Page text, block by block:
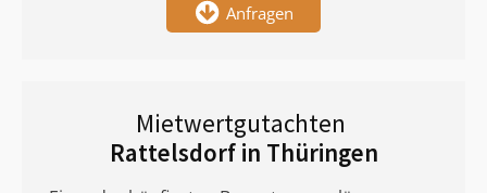
Anfragen
Mietwertgutachten
Rattelsdorf in Thüringen